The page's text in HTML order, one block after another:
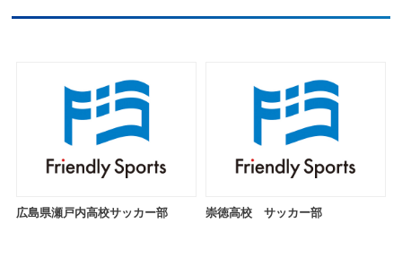
広島県瀬戸内高校サッカー部 崇徳高校 サッカー部